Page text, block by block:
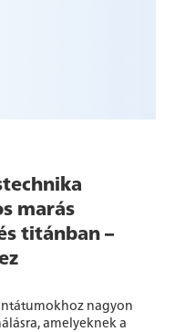
marás
titánban –
nagyon
amelyeknek a